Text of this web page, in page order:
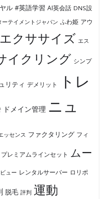
ル #英語学習 AI英会話 DNS設
テイメントジャパン ふわ姫 アウ
エクササイズ エス
イクリング シンプ
リティ デメリット
トレ
ドメイン管理 ニュ
ッセンス ファクタリング フィ
レミアムラインセット ムー
ュー レンタルサーバー ロリポ
脱毛 評判 運動